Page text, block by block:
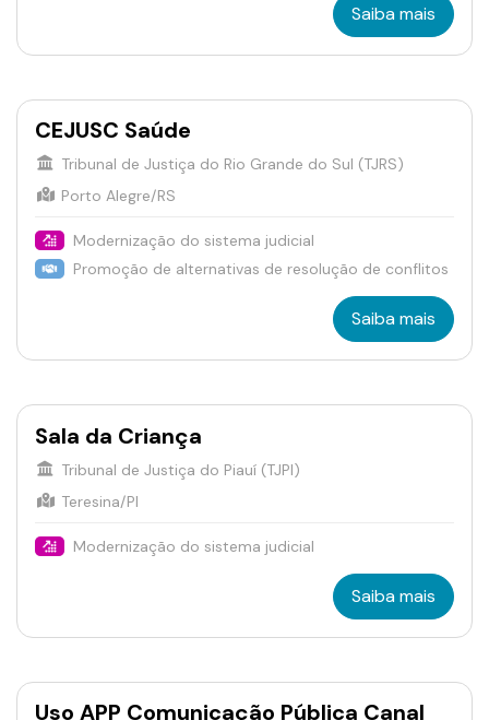
Saiba mais
CEJUSC Saúde
Tribunal de Justiça do Rio Grande do Sul (TJRS)
Porto Alegre/RS
Modernização do sistema judicial
Promoção de alternativas de resolução de conflitos
Saiba mais
Sala da Criança
Tribunal de Justiça do Piauí (TJPI)
Teresina/PI
Modernização do sistema judicial
Saiba mais
Uso APP Comunicação Pública Canal